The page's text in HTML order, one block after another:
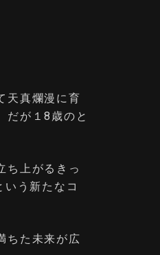
天真爛漫に育
だが１8歳のと
ち上がるきっ
う新たなコ
ちた未来が広